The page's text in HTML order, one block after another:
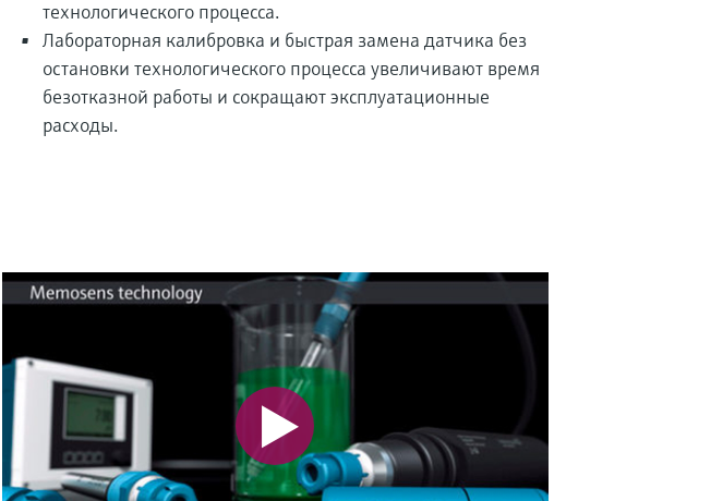
технологического процесса.
Лабораторная калибровка и быстрая замена датчика без
остановки технологического процесса увеличивают время
безотказной работы и сокращают эксплуатационные
расходы.